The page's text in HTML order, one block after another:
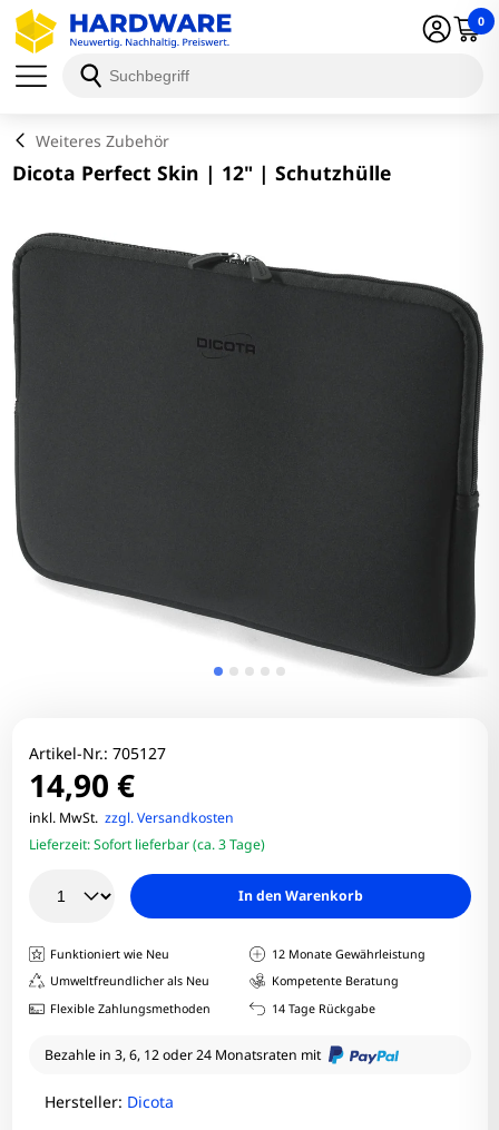
0
Weiteres Zubehör
Dicota Perfect Skin | 12" | Schutzhülle
Artikel-Nr.: 705127
14,90 €
inkl. MwSt. zzgl. Versandkosten
Lieferzeit:Sofort lieferbar (ca. 3 Tage)
In den Warenkorb
Funktioniert wie Neu
12 Monate Gewährleistung
Umweltfreundlicher als Neu
Kompetente Beratung
Flexible Zahlungsmethoden
14 Tage Rückgabe
Bezahle in 3, 6, 12 oder 24 Monatsraten mit
Hersteller: Dicota
Schließen